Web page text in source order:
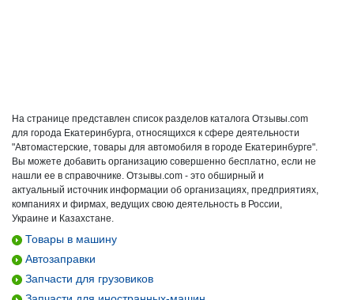
На странице представлен список разделов каталога Отзывы.com
для города Екатеринбурга, относящихся к сфере деятельности
"Автомастерские, товары для автомобиля в городе Екатеринбурге".
Вы можете добавить организацию совершенно бесплатно, если не
нашли ее в справочнике. Отзывы.com - это обширный и
актуальный источник информации об организациях, предприятиях,
компаниях и фирмах, ведущих свою деятельность в России,
Украине и Казахстане.
Товары в машину
Автозаправки
Запчасти для грузовиков